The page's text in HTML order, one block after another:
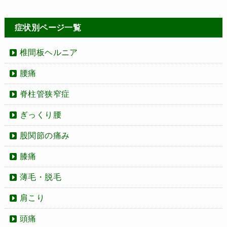
症状別ページ一覧
椎間板ヘルニア
腰痛
脊柱管狭窄症
ぎっくり腰
股関節の痛み
膝痛
薄毛・脱毛
肩こり
頭痛